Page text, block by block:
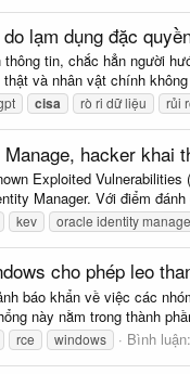
lạm dụng đặc
tin, chắc hẳn người
và nhân vật chính
cisa rò ri dữ liệu rủi
hacker khai
Exploited
Manager. Với điểm
kev oracle identity
cho phép leo
báo khẩn về việc các
này nằm trong thành
rce windows Bình